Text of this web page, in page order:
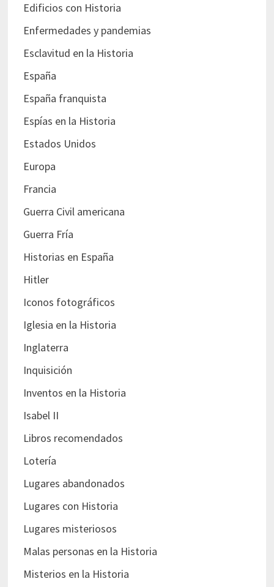
Edificios con Historia
Enfermedades y pandemias
Esclavitud en la Historia
España
España franquista
Espías en la Historia
Estados Unidos
Europa
Francia
Guerra Civil americana
Guerra Fría
Historias en España
Hitler
Iconos fotográficos
Iglesia en la Historia
Inglaterra
Inquisición
Inventos en la Historia
Isabel II
Libros recomendados
Lotería
Lugares abandonados
Lugares con Historia
Lugares misteriosos
Malas personas en la Historia
Misterios en la Historia